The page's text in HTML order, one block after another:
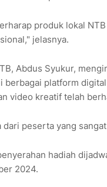
produk lokal
jelasnya.
Abdus Syukur,
berbagai platform
video kreatif telah
peserta yang
hadiah
2024.